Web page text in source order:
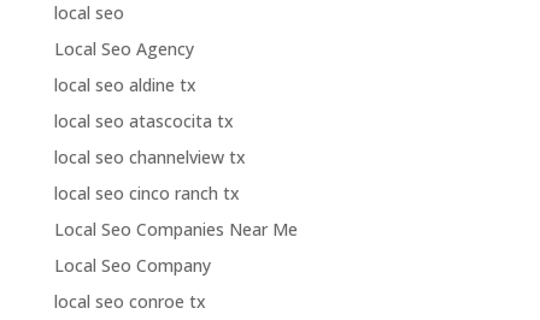
local seo
Local Seo Agency
local seo aldine tx
local seo atascocita tx
local seo channelview tx
local seo cinco ranch tx
Local Seo Companies Near Me
Local Seo Company
local seo conroe tx